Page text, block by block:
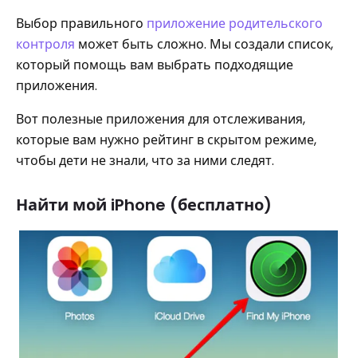
Выбор правильного приложение родительского
контроля может быть сложно. Мы создали список,
который помощь вам выбрать подходящие
приложения.
Вот полезные приложения для отслеживания,
которые вам нужно рейтинг в скрытом режиме,
чтобы дети не знали, что за ними следят.
Найти мой iPhone (бесплатно)